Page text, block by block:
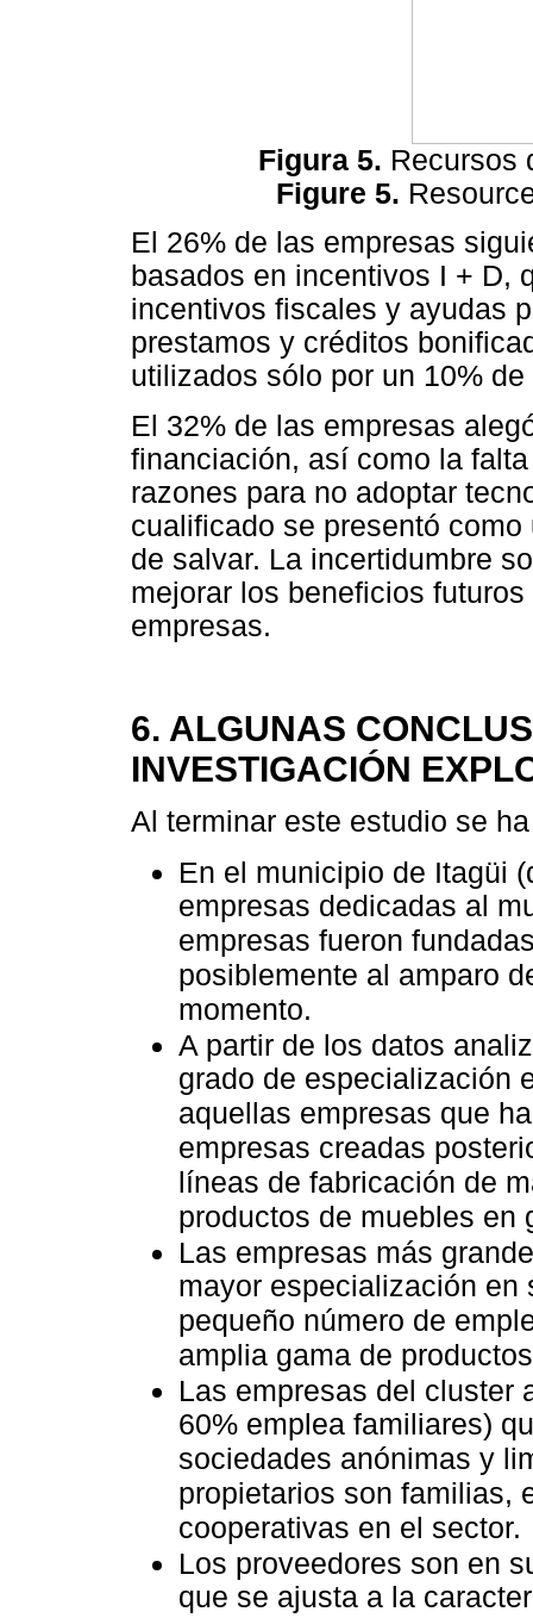
Figura 5. Recursos
Figure 5.
El 26% de las empresas
basados en incentivos I + D,
incentivos fiscales y ayudas
prestamos y créditos
utilizados sólo por un 10%
El 32% de las empresas
financiación, así como la
razones para no adoptar
cualificado se presentó
de salvar. La incertidumbre
mejorar los beneficios
empresas.
6. ALGUNAS
INVESTIGACIÓN
Al terminar este estudio se
En el municipio de Itagüi
empresas dedicadas al
empresas fueron
posiblemente al amparo
momento.
A partir de los datos
grado de especialización
aquellas empresas que
empresas creadas
líneas de fabricación de
productos de muebles en
Las empresas más
mayor especialización en
pequeño número de
amplia gama de
Las empresas del cluster
60% emplea familiares)
sociedades anónimas y
propietarios son familias,
cooperativas en el sector.
Los proveedores son en
que se ajusta a la